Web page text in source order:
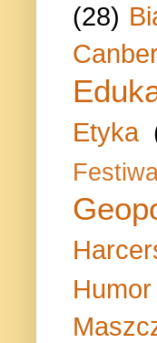
(28)
Etyka
Humor